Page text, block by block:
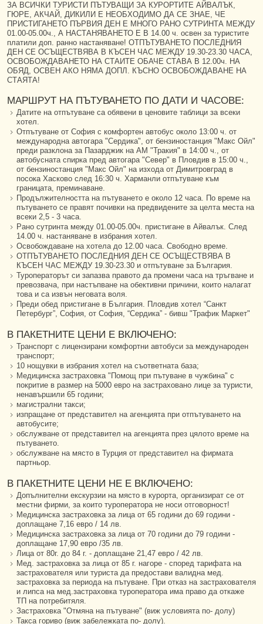
ЗА ВСИЧКИ ТУРИСТИ ПЪТУВАЩИ ЗА КУРОРТИТЕ АЙВАЛЪК,
ГЮРЕ, АКЧАЙ, ДИКИЛИ Е НЕОБХОДИМО ДА СЕ ЗНАЕ, ЧЕ
ПРИСТИГАНЕТО ПЪРВИЯ ДЕН Е МНОГО РАНО СУТРИНТА МЕЖДУ
01.00-05.00ч., А НАСТАНЯВАНЕТО Е В 14.00 ч. освен за туристите
платили доп. ранно настаняване! ОТПЪТУВАНЕТО ПОСЛЕДНИЯ
ДЕН СЕ ОСЪЩЕСТВЯВА В КЪСЕН ЧАС МЕЖДУ 19.30-23.30 ЧАСА,
ОСВОБОЖДАВАНЕТО НА СТАИТЕ ОБАЧЕ СТАВА В 12.00ч. НА
ОБЯД, ОСВЕН АКО НЯМА ДОПЛ. КЪСНО ОСВОБОЖДАВАНЕ НА
СТАЯТА!
МАРШРУТ НА ПЪТУВАНЕТО ПО ДАТИ И ЧАСОВЕ:
Датите на отпътуване са обявени в ценовите таблици за всеки
хотел.
Отпътуване от София с комфортен автобус около 13:00 ч. от
международна автогара "Сердика", от бензиностанция "Макс Ойл"
преди разклона за Пазарджик на АМ "Тракия" в 14:00 ч., от
автобусната спирка пред автогара "Север" в Пловдив в 15:00 ч.,
от бензиностанция "Макс Ойл" на изхода от Димитровград в
посока Хасково след 16:30 ч. Харманли отпътуване към
границата, преминаване.
Продължителността на пътуването е около 12 часа. По време на
пътуването се правят почивки на предвидените за целта места на
всеки 2,5 - 3 часа.
Рано сутринта между 01.00-05.00ч. пристигане в Айвалък. След
14.00 ч. настаняване в избрания хотел.
Освобождаване на хотела до 12.00 часа. Свободно време.
ОТПЪТУВАНЕТО ПОСЛЕДНИЯ ДЕН СЕ ОСЪЩЕСТВЯВА В
КЪСЕН ЧАС МЕЖДУ 19.30-23.30 и отпътуване за България.
Туроператорът си запазва правото да промени часа на тръгване и
превозвача, при настъпване на обективни причини, които налагат
това и са извън неговата воля.
Преди обед пристигане в България. Пловдив хотел “Санкт
Петербург”, София, от София, “Сердика” - бивш "Трафик Маркет"
В ПАКЕТНИТЕ ЦЕНИ Е ВКЛЮЧЕНО:
Транспорт с лицензирани комфортни автобуси за международен
транспорт;
10 нощувки в избрания хотел на съответната база;
Медицинска застраховка "Помощ при пътуване в чужбина" с
покритие в размер на 5000 евро на застраховано лице за туристи,
ненавършили 65 години;
магистрални такси;
изпращане от представител на агенцията при отпътуването на
автобусите;
обслужване от представител на агенцията през цялото време на
пътуването.
обслужване на място в Турция от представител на фирмата
партньор.
В ПАКЕТНИТЕ ЦЕНИ НЕ Е ВКЛЮЧЕНО:
Допълнителни екскурзии на място в курорта, организират се от
местни фирми, за които туроператора не носи отговорност!
Медицинска застраховка за лица от 65 години до 69 години -
доплащане 7,16 евро / 14 лв.
Медицинска застраховка за лица от 70 години до 79 години -
доплащане 17,90 евро /35 лв.
Лица от 80г. до 84 г. - доплащане 21,47 евро / 42 лв.
Мед. застраховка за лица от 85 г. нагоре - според тарифата на
застрахователя или туриста да предостави валидна мед.
застраховка за периода на пътуване. При отказ на застрахователя
и липса на мед.застраховка туроператора има право да откаже
ТП на потребитяля.
Застраховка "Отмяна на пътуване" (виж условията по- долу)
Такса гориво (виж забележката по- долу).